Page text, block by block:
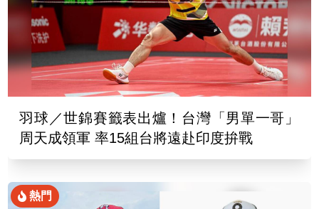
羽球／世錦賽籤表出爐！台灣「男單一哥」
周天成領軍 率15組台將遠赴印度拚戰
熱門